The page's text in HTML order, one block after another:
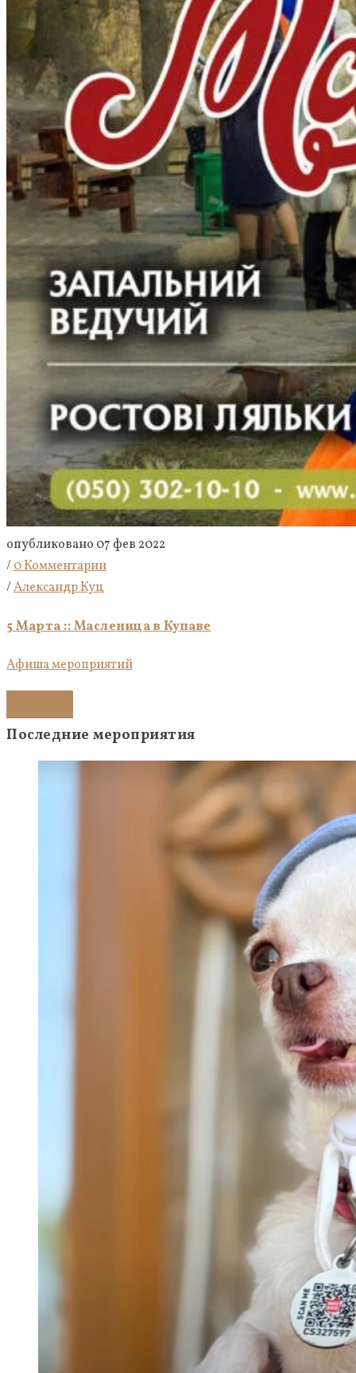
опубликовано 07 фев 2022
/0 Комментарии
/Александр Куц
5 Марта :: Масленица в Купаве
Афиша мероприятий
Последние мероприятия